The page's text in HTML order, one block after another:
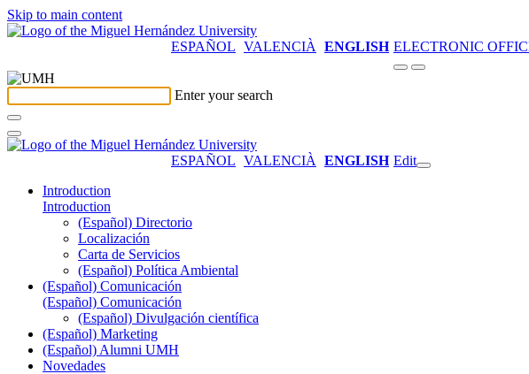
Skip to main content
ESPAÑOL VALENCIÀ ENGLISH ELECTRONIC
Enter your search
ESPAÑOL VALENCIÀ ENGLISH Edit
Introduction
Introduction
(Español) Directorio
Localización
Carta de Servicios
(Español) Política Ambiental
(Español) Comunicación
(Español) Comunicación
(Español) Divulgación científica
(Español) Marketing
(Español) Alumni UMH
Novedades